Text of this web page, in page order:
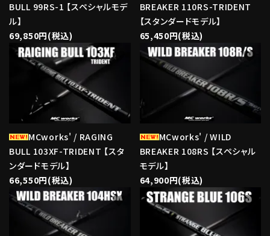
BULL 99RS-1 【スペシャルモデ
ル】
69,850円(税込)
BREAKER 110RS-TRIDENT
【スタンダードモデル】
65,450円(税込)
MCworks' / RAGING
BULL 103XF-TRIDENT 【スタ
ンダードモデル】
66,550円(税込)
favorite
MCworks' / WILD
BREAKER 108RS 【スペシャル
モデル】
64,900円(税込)
favorite
favorite favorite